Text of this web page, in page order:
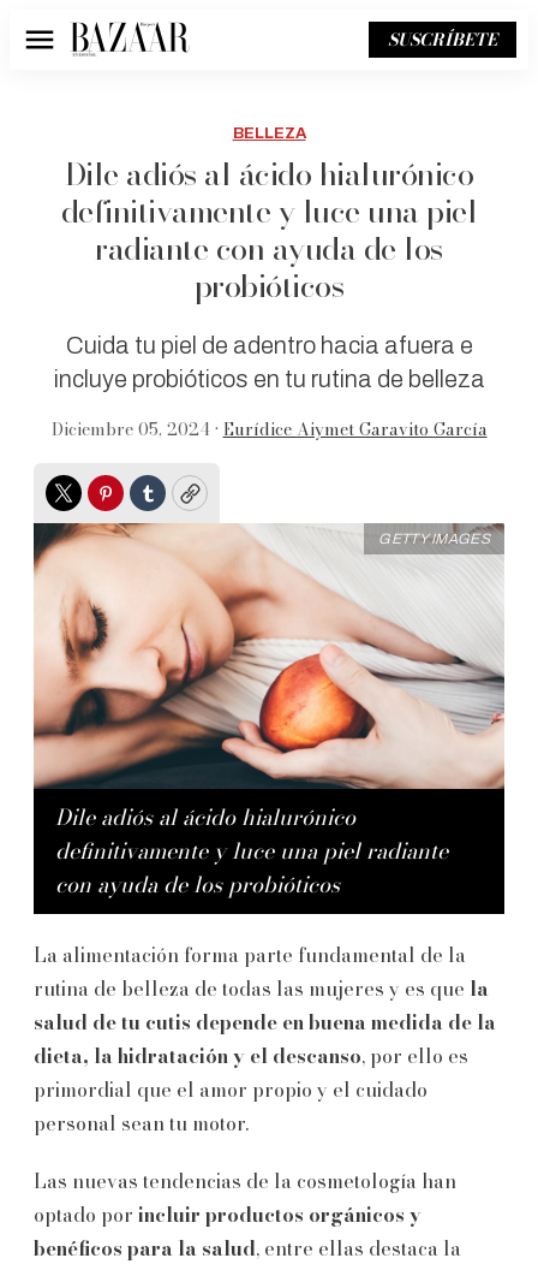
Menú SUSCRÍBETE
BELLEZA
Dile adiós al ácido hialurónico
definitivamente y luce una piel
radiante con ayuda de los
probióticos
Cuida tu piel de adentro hacia afuera e
incluye probióticos en tu rutina de belleza
Diciembre 05, 2024 • Eurídice Aiymet Garavito García
TwitterPinterest
TumblrCopy
Dile adiós al ácido hialurónico
definitivamente y luce una piel radiante
con ayuda de los probióticos
GETTY IMAGES
La alimentación forma parte fundamental de la
rutina de belleza de todas las mujeres y es que la
salud de tu cutis depende en buena medida de la
dieta, la hidratación y el descanso, por ello es
primordial que el amor propio y el cuidado
personal sean tu motor.
Las nuevas tendencias de la cosmetología han
optado por incluir productos orgánicos y
benéficos para la salud, entre ellas destaca la